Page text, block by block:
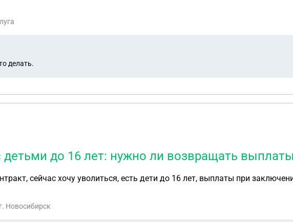
делать.
детьми до 16 лет: нужно ли возвращать
сейчас хочу уволиться, есть дети до 16 лет, выплаты при
Новосибирск